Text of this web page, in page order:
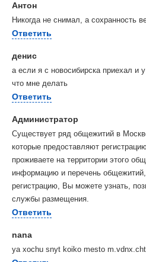
Антон
Никогда не снимал, а сохранность
Ответить
дeнис
a eсли я с новосибирскa приeхaл и
что мнe дeлaть
Ответить
Администратор
Существует ряд общежитий в
которые предоставляют
проживаете на территории этого
информацию и перечень
регистрацию, Вы можете узнать,
службы размещения.
Ответить
nana
ya xochu snyt koiko mesto